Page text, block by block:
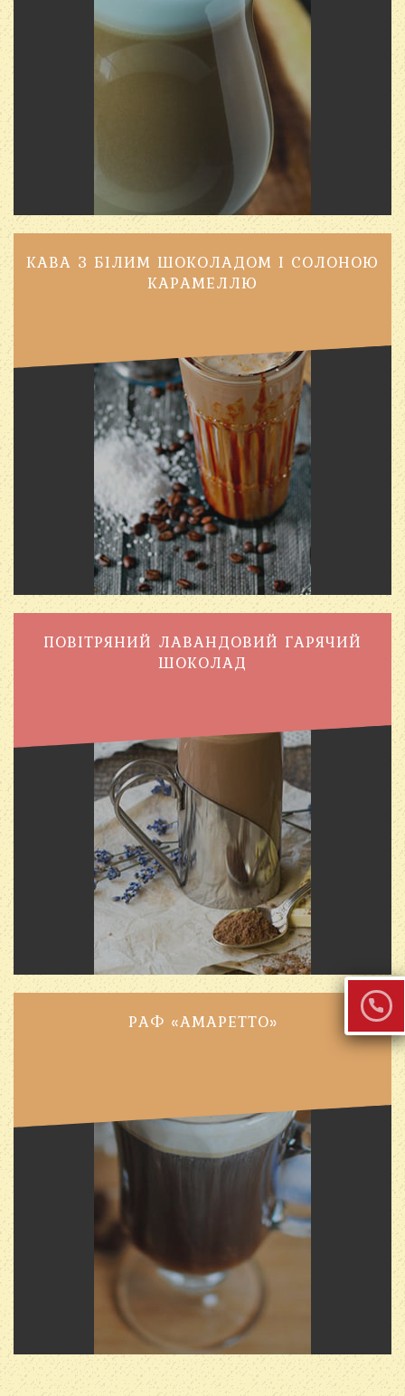
КАВА З БІЛИМ ШОКОЛАДОМ І СОЛОНОЮ
КАРАМЕЛЛЮ
ПОВІТРЯНИЙ ЛАВАНДОВИЙ ГАРЯЧИЙ
ШОКОЛАД
РАФ «АМАРЕТТО»